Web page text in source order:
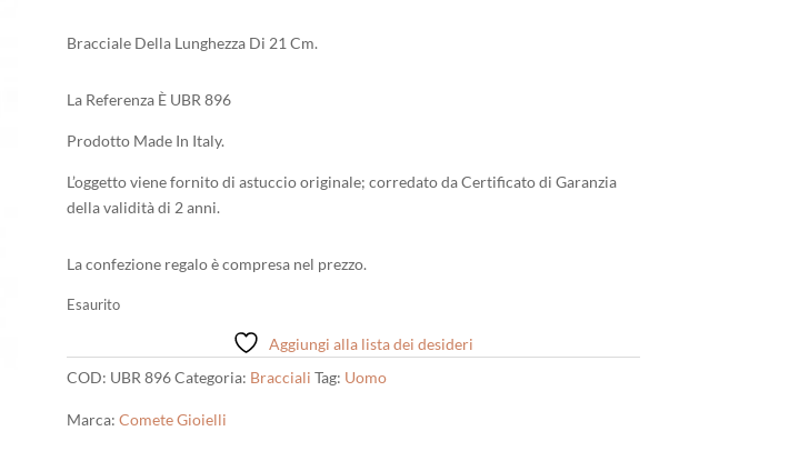
Bracciale Della Lunghezza Di 21 Cm.
La Referenza È UBR 896
Prodotto Made In Italy.
L’oggetto viene fornito di astuccio originale; corredato da Certificato di Garanzia
della validità di 2 anni.
La confezione regalo è compresa nel prezzo.
Esaurito
Aggiungi alla lista dei desideri
COD: UBR 896 Categoria: Bracciali Tag: Uomo
Marca: Comete Gioielli